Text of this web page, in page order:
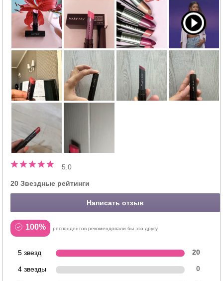
5.0
20 Звездные рейтинги
Написать отзыв
100% респондентов рекомендовали бы это другу.
5 звезд 20
4 звезды 0